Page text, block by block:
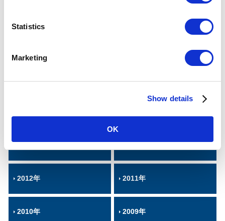
Statistics
Marketing
Show details
OK
2012年 2011年
2010年 2009年